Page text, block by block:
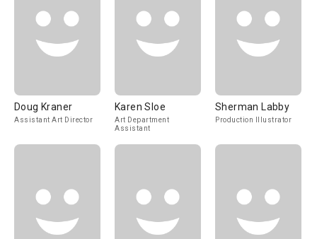
Doug Kraner
Assistant Art Director
Karen Sloe
Art Department
Assistant
Sherman Labby
Production Illustrator